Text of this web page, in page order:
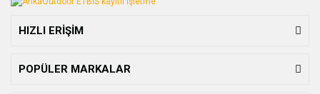
HIZLI ERİŞİM
POPÜLER MARKALAR